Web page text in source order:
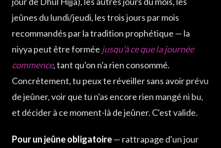
jeûnes du lundi/jeudi, les trois jours par mois
recommandés par la tradition prophétique — la
niyya peut être formée jusqu'à ce que la journée
commence, tant qu'on n'a rien consommé.
Concrètement, tu peux te réveiller sans avoir prévu
de jeûner, voir que tu n'as encore rien mangé ni bu,
et décider à ce moment-là de jeûner. C'est valide.
Pour un jeûne obligatoire— rattrapage d'un jour